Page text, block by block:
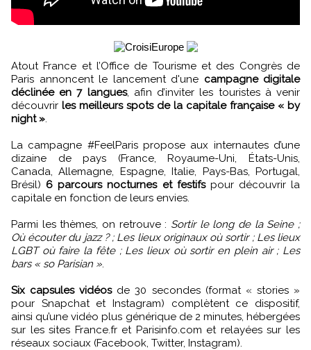
Atout France et l’Office de Tourisme et des Congrès de
Paris annoncent le lancement d'une campagne digitale
déclinée en 7 langues, afin d’inviter les touristes à venir
découvrir les meilleurs spots de la capitale française « by
night »
La campagne #FeelParis propose aux internautes d’une
dizaine de pays (France, Royaume-Uni, États-Unis,
Canada, Allemagne, Espagne, Italie, Pays-Bas, Portugal,
Brésil) 6 parcours nocturnes et festifspour découvrir la
capitale en fonction de leurs envies.
Parmi les thèmes, on retrouve : Sortir le long de la Seine ;
Où écouter du jazz ? ; Les lieux originaux où sortir ; Les lieux
LGBT où faire la fête ; Les lieux où sortir en plein air ; Les
bars « so Parisian »
Six capsules vidéosde 30 secondes (format « stories »
pour Snapchat et Instagram) complètent ce dispositif,
ainsi qu’une vidéo plus générique de 2 minutes, hébergées
sur les sites France.fr et Parisinfo.com et relayées sur les
réseaux sociaux (Facebook, Twitter, Instagram).